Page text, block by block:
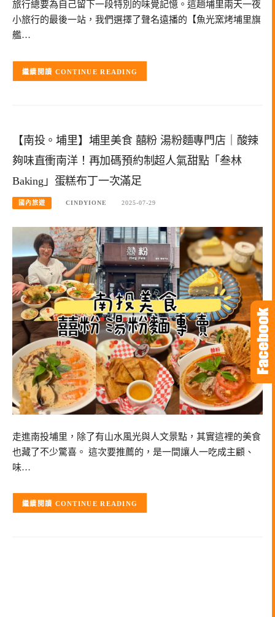
旅行總要為自己留下一段特別的味覺記憶。這趟埔里兩天一夜
小旅行的最後一站，我們選擇了聲名遠播的【魚光窯烤埔里旗
艦…
CONTINUE READING
【南投。埔里】埔里美食 囍粉 湯粉麵專門店｜酸辣
夠味直衝南洋！再加碼預約制超人氣甜點「叁林
Baking」蛋糕布丁一次滿足
國內旅遊 CINDYIONE 2025-07-29
走進南投埔里，除了有山水風光與人文景點，其實這裡的美食
也藏了不少驚喜。 這次要推薦的，是一間讓人一吃成主顧、
味…
CONTINUE READING